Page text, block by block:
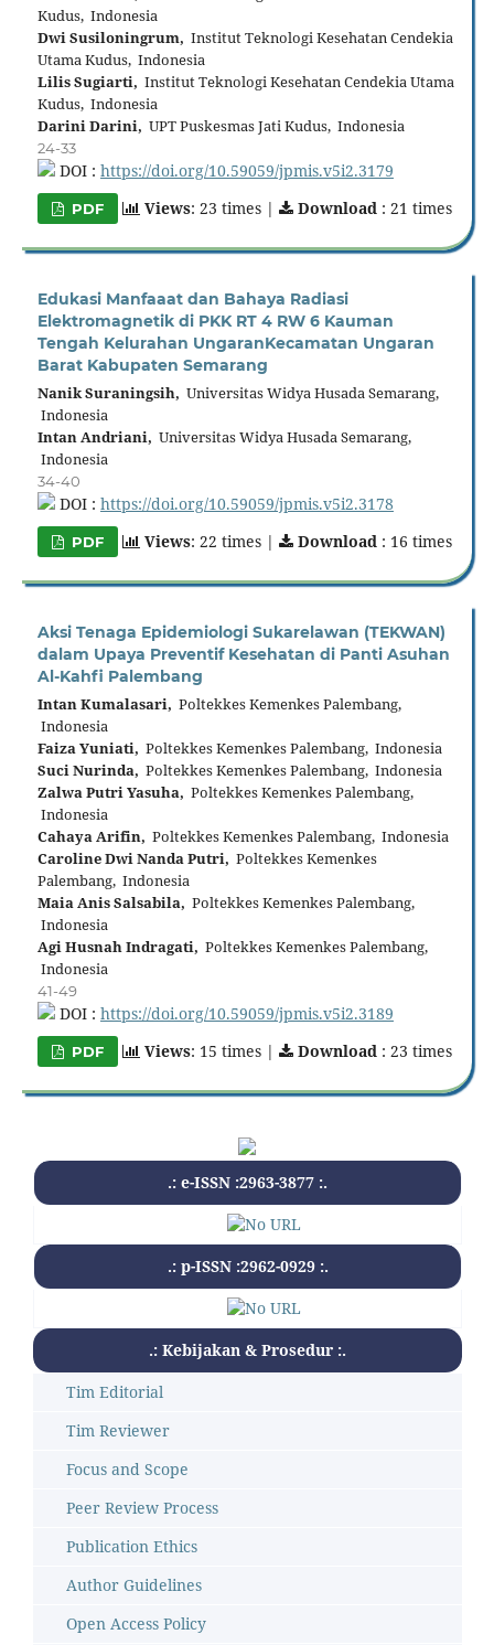
Kudus, Indonesia
Dwi Susiloningrum, Institut Teknologi Kesehatan Cendekia
Utama Kudus, Indonesia
Lilis Sugiarti, Institut Teknologi Kesehatan Cendekia Utama
Kudus, Indonesia
Darini Darini, UPT Puskesmas Jati Kudus, Indonesia
24-33
DOI : https://doi.org/10.59059/jpmis.v5i2.3179
PDF Views: 23 times | Download : 21 times
Edukasi Manfaaat dan Bahaya Radiasi
Elektromagnetik di PKK RT 4 RW 6 Kauman
Tengah Kelurahan UngaranKecamatan Ungaran
Barat Kabupaten Semarang
Nanik Suraningsih, Universitas Widya Husada Semarang,
Indonesia
Intan Andriani, Universitas Widya Husada Semarang,
Indonesia
34-40
DOI : https://doi.org/10.59059/jpmis.v5i2.3178
PDF Views: 22 times | Download : 16 times
Aksi Tenaga Epidemiologi Sukarelawan (TEKWAN)
dalam Upaya Preventif Kesehatan di Panti Asuhan
Al-Kahfi Palembang
Intan Kumalasari, Poltekkes Kemenkes Palembang,
Indonesia
Faiza Yuniati, Poltekkes Kemenkes Palembang, Indonesia
Suci Nurinda, Poltekkes Kemenkes Palembang, Indonesia
Zalwa Putri Yasuha, Poltekkes Kemenkes Palembang,
Indonesia
Cahaya Arifin, Poltekkes Kemenkes Palembang, Indonesia
Caroline Dwi Nanda Putri, Poltekkes Kemenkes
Palembang, Indonesia
Maia Anis Salsabila, Poltekkes Kemenkes Palembang,
Indonesia
Agi Husnah Indragati, Poltekkes Kemenkes Palembang,
Indonesia
41-49
DOI : https://doi.org/10.59059/jpmis.v5i2.3189
PDF Views: 15 times | Download : 23 times
.: e-ISSN :2963-3877 :.
.: p-ISSN :2962-0929 :.
.: Kebijakan & Prosedur :.
Tim Editorial
Tim Reviewer
Focus and Scope
Peer Review Process
Publication Ethics
Author Guidelines
Open Access Policy